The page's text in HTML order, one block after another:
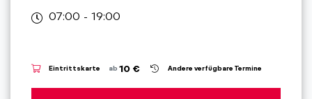
07:00 - 19:00
Eintrittskarte ab 10 € Andere verfügbare Termine